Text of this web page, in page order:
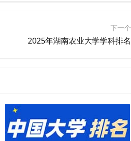
下一个
2025年湖南农业大学学科排名